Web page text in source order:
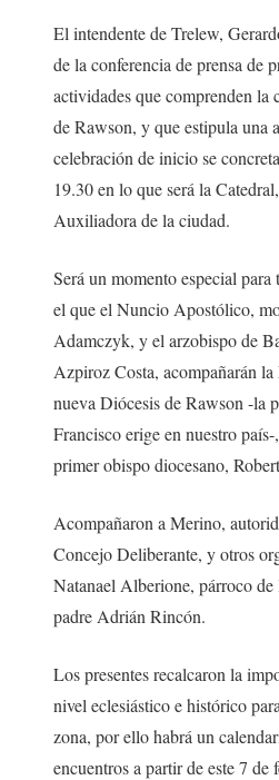
El intendente de Trelew,
de la conferencia de prensa de
actividades que comprenden la
de Rawson, y que estipula una
celebración de inicio se
19.30 en lo que será la
Auxiliadora de la ciudad.
Será un momento especial
el que el Nuncio Apostólico,
Adamczyk, y el arzobispo de
Azpiroz Costa, acompañarán
nueva Diócesis de Rawson -la
Francisco erige en nuestro
primer obispo diocesano,
Acompañaron a Merino,
Concejo Deliberante, y otros
Natanael Alberione, párroco
padre Adrián Rincón.
Los presentes recalcaron la
nivel eclesiástico e histórico
zona, por ello habrá un
encuentros a partir de este 7 de